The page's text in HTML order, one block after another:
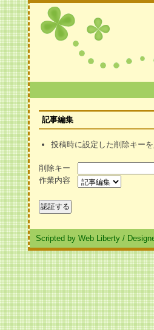
記事編集
投稿時に設定した削除キーを
削除キー
作業内容
Scripted by Web Liberty /